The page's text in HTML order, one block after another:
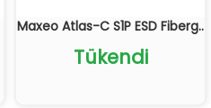
Maxeo Atlas-C S1P ESD Fiberg..
Tükendi